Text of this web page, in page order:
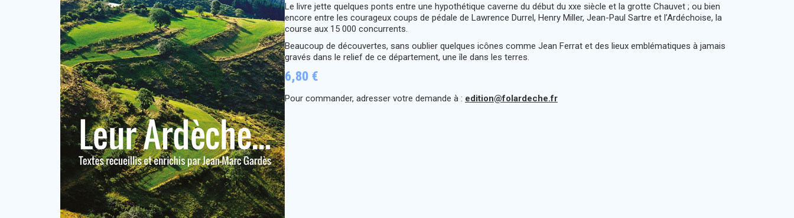
Le livre jette quelques ponts entre une hypothétique caverne du début du xxe siècle et la grotte Chauvet ; ou bien
encore entre les courageux coups de pédale de Lawrence Durrel, Henry Miller, Jean-Paul Sartre et l’Ardéchoise, la
course aux 15 000 concurrents.
Beaucoup de découvertes, sans oublier quelques icônes comme Jean Ferrat et des lieux emblématiques à jamais
gravés dans le relief de ce département, une île dans les terres.
6,80 €
Pour commander, adresser votre demande à : edition@folardeche.fr